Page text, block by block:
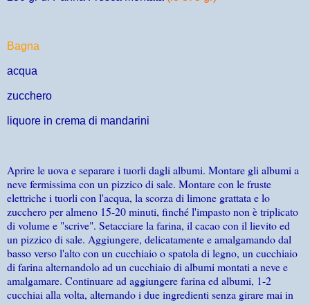
Bagna
acqua
zucchero
liquore in crema di mandarini
Aprire le uova e separare i tuorli dagli albumi. Montare gli albumi a
neve fermissima con un pizzico di sale. Montare con le fruste
elettriche i tuorli con l'acqua, la scorza di limone grattata e lo
zucchero per almeno 15-20 minuti, finché l'impasto non è triplicato
di volume e "scrive". Setacciare la farina, il cacao con il lievito ed
un pizzico di sale. Aggiungere, delicatamente e amalgamando dal
basso verso l'alto con un cucchiaio o spatola di legno, un cucchiaio
di farina alternandolo ad un cucchiaio di albumi montati a neve e
amalgamare. Continuare ad aggiungere farina ed albumi, 1-2
cucchiai alla volta, alternando i due ingredienti senza girare mai in